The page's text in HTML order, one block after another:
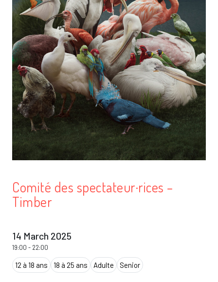
Comité des spectateur·rices –
Timber
14 March 2025
19:00 - 22:00
12 à 18 ans 18 à 25 ans Adulte Senior